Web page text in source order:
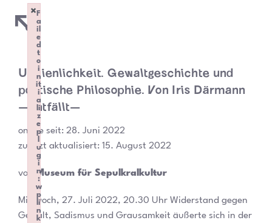
Undienlichkeit. Gewaltgeschichte und
politische Philosophie. Von Iris Därmann
—entfällt—
online seit: 28. Juni 2022
zuletzt aktualisiert: 15. August 2022
von Museum für Sepulkralkultur
Mittwoch, 27. Juli 2022, 20.30 Uhr Widerstand gegen
Gewalt, Sadismus und Grausamkeit äußerte sich in der
F
a
il
e
d
t
o
i
n
it
i
a
li
z
e
p
u
g
i
n
:
w
p
li
n
k
×